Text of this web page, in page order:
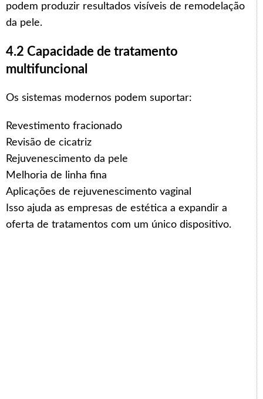
podem produzir resultados visíveis de remodelação
da pele.
4.2 Capacidade de tratamento
multifuncional
Os sistemas modernos podem suportar:
Revestimento fracionado
Revisão de cicatriz
Rejuvenescimento da pele
Melhoria de linha fina
Aplicações de rejuvenescimento vaginal
Isso ajuda as empresas de estética a expandir a
oferta de tratamentos com um único dispositivo.